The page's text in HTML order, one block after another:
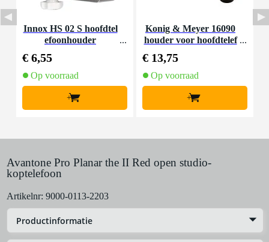
Innox HS 02 S hoofdtel
efoonhouder
€ 6,55
Op voorraad
+
Konig & Meyer 16090
houder voor hoofdtelef
€ 13,75
Op voorraad
+
Avantone Pro Planar the II Red open studio-
koptelefoon
Artikelnr: 9000-0113-2203
Productinformatie